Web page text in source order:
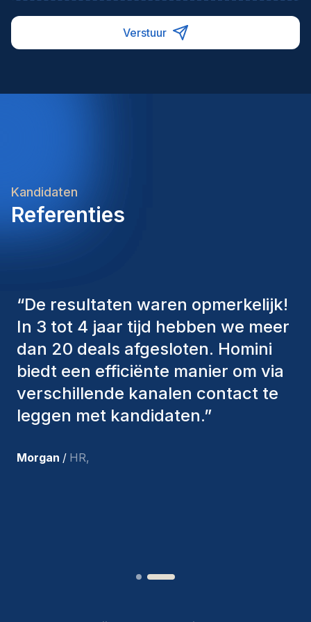
uitdagende functie met veel verantwoordelijkheid
en afwisseling.Ref: 583180Interesse?Klaar om
jouw expertise binnen douane in te zetten bij een
collega tijdens een moederschapsverlof en
aansluitende afwezigheidTewerkstelling in de regio
begeleidingEen aantrekkelijk salarispakket
Verstuur
Kandidaten
Referenties
“De consultants van Homini
hebben altijd verschillende
factoren in overweging genomen
om ons de juiste kandidaten aan te
bieden. De mensen die we hebben
aangenomen, zijn nog steeds bij
tevreden met de recente